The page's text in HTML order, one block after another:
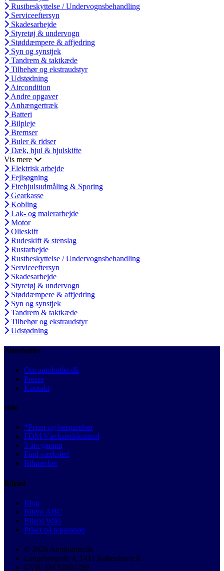
Rustbeskyttelse / Undervognsbehandling
Serviceeftersyn
Skadesarbejde
Styretøj & undervogn
Støddæmpere & affjedring
Syn og synstjek
Tandrem & taktkæde
Tilbehør og ekstraudstyr
Udstødning
Aircondition
Andre opgaver
Anhængertræk
Batteri
Bilpleje
Bremser
Buler & ridser
Dæk, hjul & hjulskifte
Vis mere
Elektrisk arbejde
Fejlsøgning
Firehjulsudmåling & Sporing
Gearkasse
Kobling
Lak- og malerarbejde
Motor
Olieskift
Rudeskift & stenslag
Rustarbejde
Rustbeskyttelse / Undervognsbehandling
Serviceeftersyn
Skadesarbejde
Styretøj & undervogn
Støddæmpere & affjedring
Syn og synstjek
Tandrem & taktkæde
Tilbehør og ekstraudstyr
Udstødning
Autobutler
Om autobutler.dk
Presse
Kontakt
Info
*Priser og besparelser
FDM Værkstedskontrol
3 års garanti
Find værksted
Bilmærker
Bilråd
Blog
Bilens ABC
Bilens Wiki
Priser på reparation
© 2026 Autobutler.dk
Langebrogade 4, 1411 København K
CVR: DK32891799